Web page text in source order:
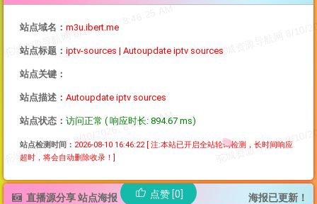
站点域名： m3u.ibert.me
站点标题： iptv-sources | Autoupdate iptv sources
站点关键：
站点描述： Autoupdate iptv sources
站点状态： 访问正常 ( 响应时长: 894.67 ms)
站点检测时间： 2026-08-10 16:46:22 [ 注:本站已开启全站轮询检测，长时间响应
超时，将会自动删除收录！]
直播源分享 站点海报 海报已更新！
点赞 [0]